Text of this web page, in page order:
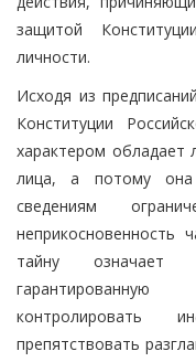
защитой
личности.
Исходя из
Конституции
характером
лица, а потому
сведениям
тайну означает
препятствовать